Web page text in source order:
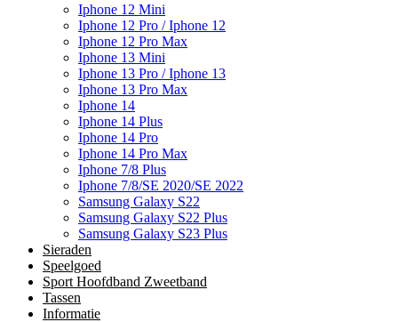
Iphone 12 Mini
Iphone 12 Pro / Iphone 12
Iphone 12 Pro Max
Iphone 13 Mini
Iphone 13 Pro / Iphone 13
Iphone 13 Pro Max
Iphone 14
Iphone 14 Plus
Iphone 14 Pro
Iphone 14 Pro Max
Iphone 7/8 Plus
Iphone 7/8/SE 2020/SE 2022
Samsung Galaxy S22
Samsung Galaxy S22 Plus
Samsung Galaxy S23 Plus
Sieraden
Speelgoed
Sport Hoofdband Zweetband
Tassen
Informatie